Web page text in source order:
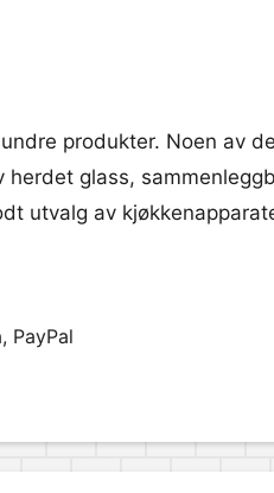
produkter. Noen av
glass,
utvalg av
PayPal